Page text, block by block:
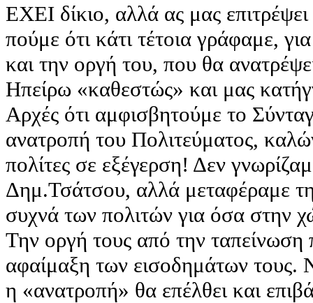
ΕΧΕΙ δίκιο, αλλά ας μας
πούμε ότι κάτι τέτοια γράφαμε,
και την οργή του, που θα
Ηπείρω «καθεστώς» και μας
Αρχές ότι αμφισβητούμε το
ανατροπή του Πολιτεύματος,
πολίτες σε εξέγερση! Δεν
Δημ.Τσάτσου, αλλά μεταφέραμε
συχνά των πολιτών για όσα στην
Την οργή τους από την ταπείνωση
αφαίμαξη των εισοδημάτων τους.
η «ανατροπή» θα επέλθει και